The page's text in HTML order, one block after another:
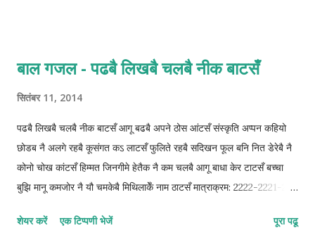
बाल गजल - पढबै लिखबै चलबै नीक बाटसँ
सितंबर 11, 2014
पढबै लिखबै चलबै नीक बाटसँ आगू बढबै अपने ठोस आंटसँ संस्कृति अप्पन कहियो
छोडब नै अलगे रहबै कूसंगत कऽ लाटसँ फुलिते रहबै सदिखन फूल बनि नित डेरेबै नै
कोनो चोख कांटसँ हिम्मत जिनगीमे हेतैक नै कम चलबै आगू बाधा केर टाटसँ बच्चा
बुझि मानू कमजोर नै यौ चमकेबै मिथिलाकेँ नाम ठाटसँ मात्राक्रम: 2222-2221-22
शेयर करें एक टिप्पणी भेजें पूरा पढू